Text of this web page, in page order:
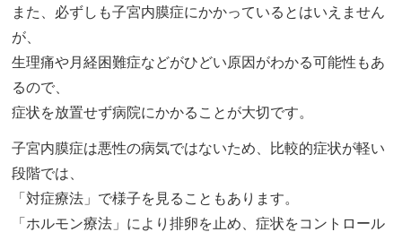
また、必ずしも子宮内膜症にかかっているとはいえません
が、
生理痛や月経困難症などがひどい原因がわかる可能性もあ
るので、
症状を放置せず病院にかかることが大切です。
子宮内膜症は悪性の病気ではないため、比較的症状が軽い
段階では、
「対症療法」で様子を見ることもあります。
「ホルモン療法」により排卵を止め、症状をコントロール